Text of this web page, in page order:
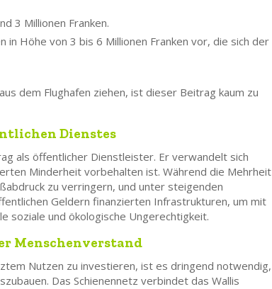
3 Millionen Franken.
in Höhe von 3 bis 6 Millionen Franken vor, die sich der
dem Flughafen ziehen, ist dieser Beitrag kaum zu
Dienstes
als öffentlicher Dienstleister. Er verwandelt sich
Minderheit vorbehalten ist. Während die Mehrheit
zu verringern, und unter steigenden
Geldern finanzierten Infrastrukturen, um mit
soziale und ökologische Ungerechtigkeit.
Menschenverstand
Nutzen zu investieren, ist es dringend notwendig,
Das Schienennetz verbindet das Wallis